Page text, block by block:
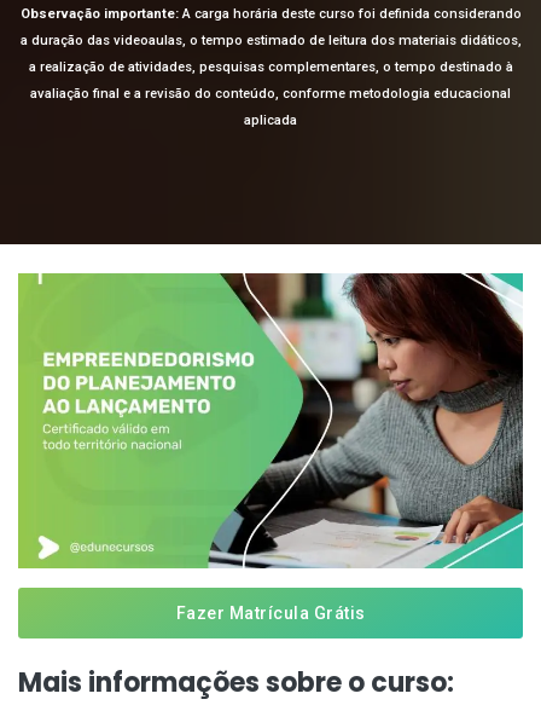
Observação importante:A carga horária deste curso foi definida considerando
a duração das videoaulas, o tempo estimado de leitura dos materiais didáticos,
a realização de atividades, pesquisas complementares, o tempo destinado à
avaliação final e a revisão do conteúdo, conforme metodologia educacional
aplicada
Fazer Matrícula Grátis
Mais informações sobre o curso: